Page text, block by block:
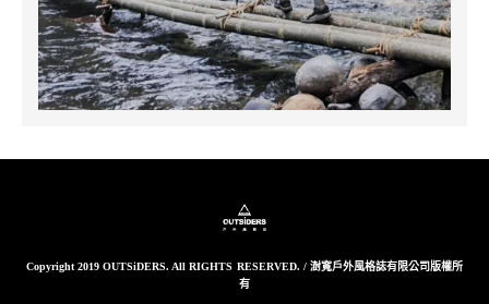
Copyright 2019 OUTSiDERS. All RIGHTS RESERVED. / 澍寬戶外風格誌有限公司版權所
有